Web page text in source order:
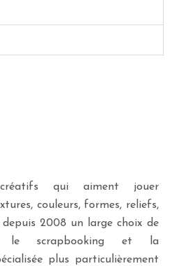
qui aiment jouer
couleurs, formes, reliefs,
2008 un large choix de
le scrapbooking et la
plus particulièrement